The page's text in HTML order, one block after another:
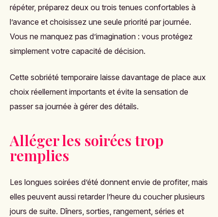
répéter, préparez deux ou trois tenues confortables à
l’avance et choisissez une seule priorité par journée.
Vous ne manquez pas d’imagination : vous protégez
simplement votre capacité de décision.
Cette sobriété temporaire laisse davantage de place aux
choix réellement importants et évite la sensation de
passer sa journée à gérer des détails.
Alléger les soirées trop
remplies
Les longues soirées d’été donnent envie de profiter, mais
elles peuvent aussi retarder l’heure du coucher plusieurs
jours de suite. Dîners, sorties, rangement, séries et